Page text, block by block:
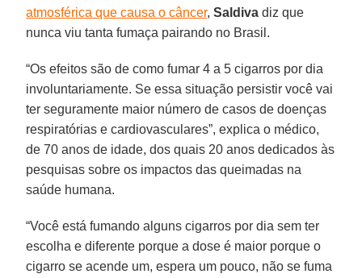
atmosférica que causa o câncer,Saldiva diz que
nunca viu tanta fumaça pairando no Brasil.
“Os efeitos são de como fumar 4 a 5 cigarros por dia
involuntariamente. Se essa situação persistir você vai
ter seguramente maior número de casos de doenças
respiratórias e cardiovasculares”, explica o médico,
de 70 anos de idade, dos quais 20 anos dedicados às
pesquisas sobre os impactos das queimadas na
saúde humana.
“Você está fumando alguns cigarros por dia sem ter
escolha e diferente porque a dose é maior porque o
cigarro se acende um, espera um pouco, não se fuma